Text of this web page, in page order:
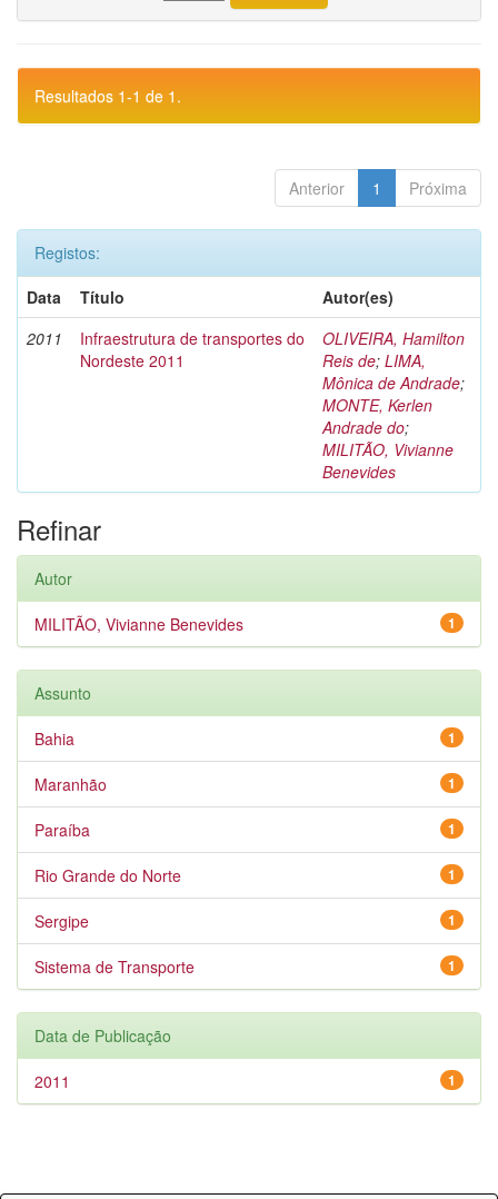
Resultados 1-1 de 1.
Anterior 1 Próxima
Registos:
Data
Título
Autor(es)
2011
Infraestrutura de transportes do
Nordeste 2011
OLIVEIRA, Hamilton
Reis de; LIMA,
Mônica de Andrade;
MONTE, Kerlen
Andrade do;
MILITÃO, Vivianne
Benevides
Refinar
Autor
1
MILITÃO, Vivianne Benevides
Assunto
1
Bahia
1
Maranhão
1
Paraíba
1
Rio Grande do Norte
1
Sergipe
1
Sistema de Transporte
Data de Publicação
1
2011